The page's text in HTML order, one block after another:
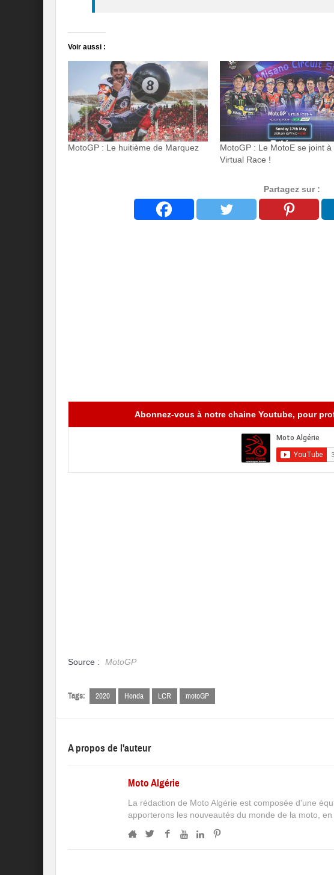
Voir aussi :
MotoGP : Le huitième de Marquez
MotoGP : Le MotoE se joint à
Virtual Race !
Partagez sur :
Abonnez-vous à notre chaine Youtube, pour
Source : MotoGP
Tags: 2020 Honda LCR motoGP
A propos de l'auteur
Moto Algérie
La rédaction de Moto Algérie est composée d'une
apporterons les nouveautés du monde de la moto,